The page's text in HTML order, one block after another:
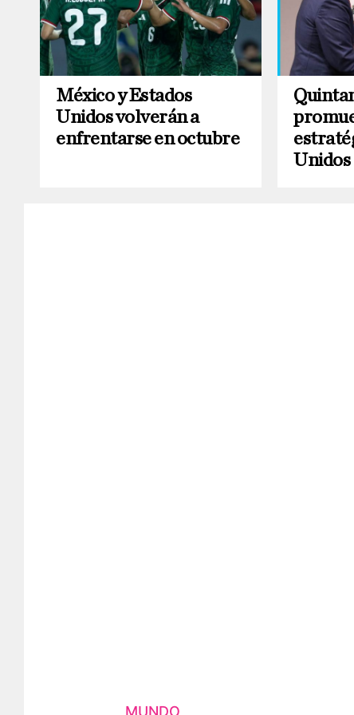
México y Estados
Unidos volverán a
enfrentarse en octubre
Unidos